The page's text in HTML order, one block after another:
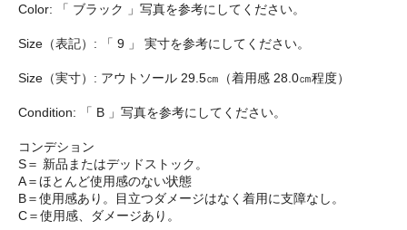
Color: 「 ブラック 」写真を参考にしてください。
Size（表記）: 「 9 」 実寸を参考にしてください。
Size（実寸）: アウトソール 29.5㎝（着用感 28.0㎝程度）
Condition: 「 B 」写真を参考にしてください。
コンデション
S＝ 新品またはデッドストック。
A＝ほとんど使用感のない状態
B＝使用感あり。目立つダメージはなく着用に支障なし。
C＝使用感、ダメージあり。